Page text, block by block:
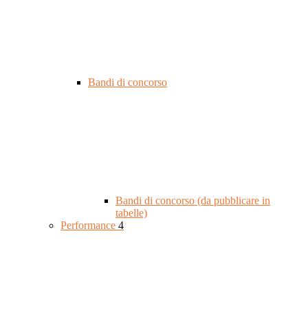
Bandi di concorso
Bandi di concorso (da pubblicare in
tabelle)
Performance 4